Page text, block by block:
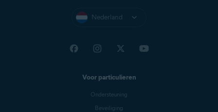
Nederland
Voor particulieren
Ondersteuning
Beveiliging